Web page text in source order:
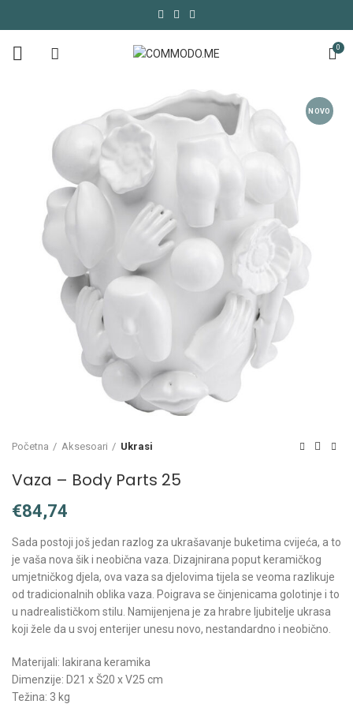
0
NOVO
Početna Aksesoari Ukrasi
Vaza – Body Parts 25
€
Sada postoji još jedan razlog za ukrašavanje buketima cvijeća, a to
je vaša nova šik i neobična vaza. Dizajnirana poput keramičkog
umjetničkog djela, ova vaza sa djelovima tijela se veoma razlikuje
od tradicionalnih oblika vaza. Poigrava se činjenicama golotinje i to
u nadrealističkom stilu. Namijenjena je za hrabre ljubitelje ukrasa
koji žele da u svoj enterijer unesu novo, nestandardno i neobično.
Materijali: lakirana keramika
Dimenzije: D21 x Š20 x V25 cm
Težina: 3 kg